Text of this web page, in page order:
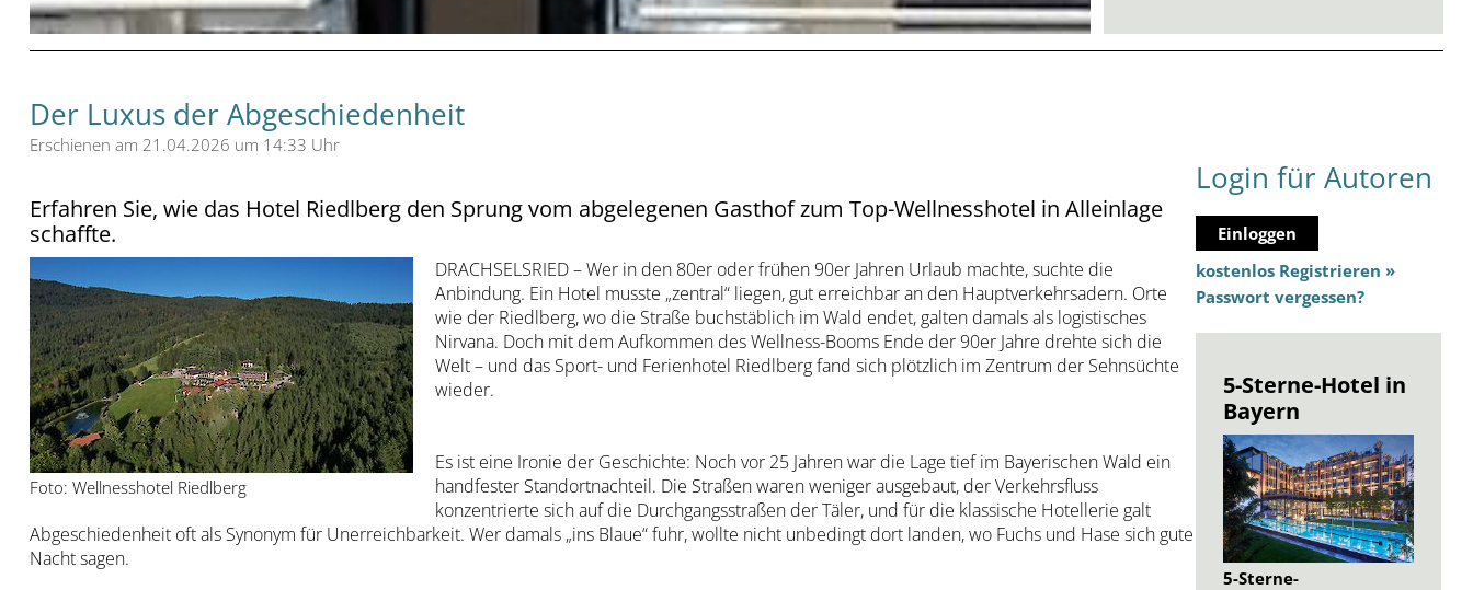
Der Luxus der Abgeschiedenheit
Erschienen am 21.04.2026 um 14:33 Uhr
Erfahren Sie, wie das Hotel Riedlberg den Sprung vom abgelegenen Gasthof zum Top-Wellnesshotel in Alleinlage
schaffte.
Foto: Wellnesshotel Riedlberg
DRACHSELSRIED – Wer in den 80er oder frühen 90er Jahren Urlaub machte, suchte die
Anbindung. Ein Hotel musste „zentral“ liegen, gut erreichbar an den Hauptverkehrsadern. Orte
wie der Riedlberg, wo die Straße buchstäblich im Wald endet, galten damals als logistisches
Nirvana. Doch mit dem Aufkommen des Wellness-Booms Ende der 90er Jahre drehte sich die
Welt – und das Sport- und Ferienhotel Riedlberg fand sich plötzlich im Zentrum der Sehnsüchte
wieder.
Es ist eine Ironie der Geschichte: Noch vor 25 Jahren war die Lage tief im Bayerischen Wald ein
handfester Standortnachteil. Die Straßen waren weniger ausgebaut, der Verkehrsfluss
konzentrierte sich auf die Durchgangsstraßen der Täler, und für die klassische Hotellerie galt
Abgeschiedenheit oft als Synonym für Unerreichbarkeit. Wer damals „ins Blaue“ fuhr, wollte nicht unbedingt dort landen, wo Fuchs und Hase sich gute
Nacht sagen.
Login für Autoren
Einloggen
kostenlos Registrieren »
Passwort vergessen?
5-Sterne-Hotel in
Bayern
5-Sterne-